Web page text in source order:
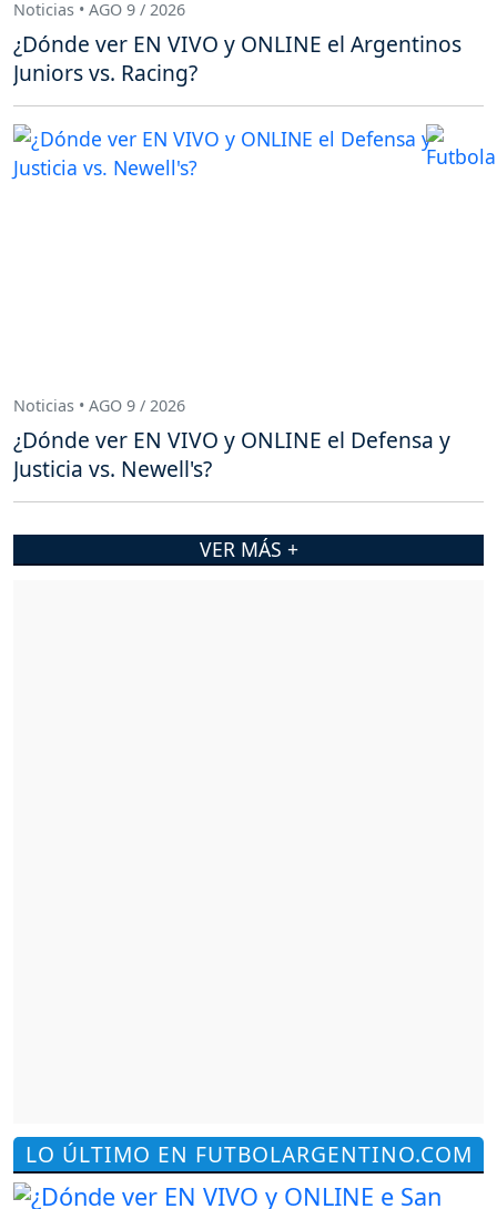
LO ÚLTIMO EN FUTBOLARGENTINO.COM
Noticias • AGO 9 / 2026
¿Dónde ver EN VIVO y ONLINE el Argentinos
Juniors vs. Racing?
Noticias • AGO 9 / 2026
¿Dónde ver EN VIVO y ONLINE el Defensa y
Justicia vs. Newell's?
VER MÁS +